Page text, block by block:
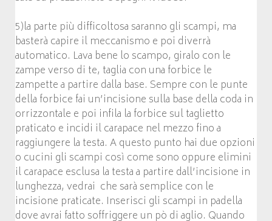
5)la parte più difficoltosa saranno gli scampi, ma
basterà capire il meccanismo e poi diverrà
automatico. Lava bene lo scampo, giralo con le
zampe verso di te, taglia con una forbice le
zampette a partire dalla base. Sempre con le punte
della forbice fai un’incisione sulla base della coda in
orrizzontale e poi infila la forbice sul taglietto
praticato e incidi il carapace nel mezzo fino a
raggiungere la testa. A questo punto hai due opzioni
o cucini gli scampi così come sono oppure elimini
il carapace esclusa la testa a partire dall’incisione in
lunghezza, vedrai che sarà semplice con le
incisione praticate. Inserisci gli scampi in padella
dove avrai fatto soffriggere un pò di aglio. Quando